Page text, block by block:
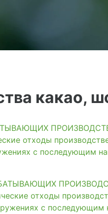
какао,
ПРОИЗВОДСТВ
отходы
с последующим
ПРОИЗВОДСТВ
отходы
с